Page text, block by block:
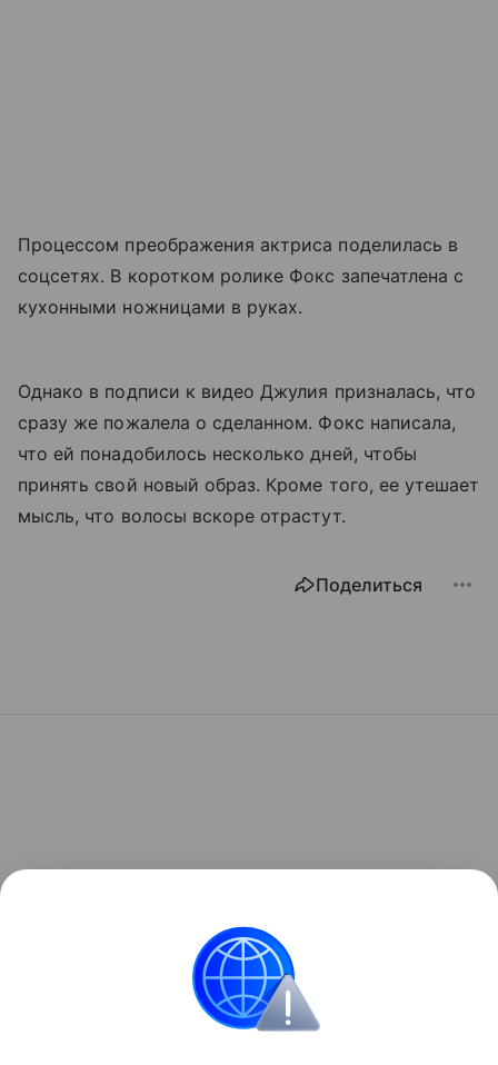
Процессом преображения актриса поделилась в
соцсетях. В коротком ролике Фокс запечатлена с
кухонными ножницами в руках.
Однако в подписи к видео Джулия призналась, что
сразу же пожалела о сделанном. Фокс написала,
что ей понадобилось несколько дней, чтобы
принять свой новый образ. Кроме того, ее утешает
мысль, что волосы вскоре отрастут.
Поделиться